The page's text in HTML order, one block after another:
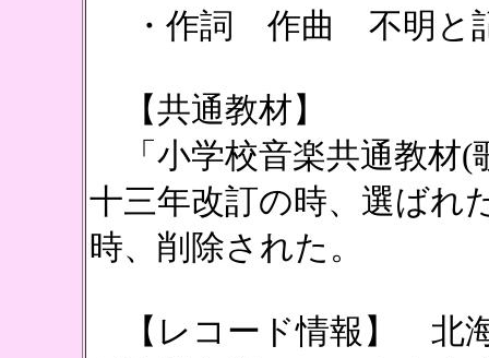
・作詞 作曲 不明と
【共通教材】
「小学校音楽共通教材(
十三年改訂の時、選ばれ
時、削除された。
【レコード情報】 北